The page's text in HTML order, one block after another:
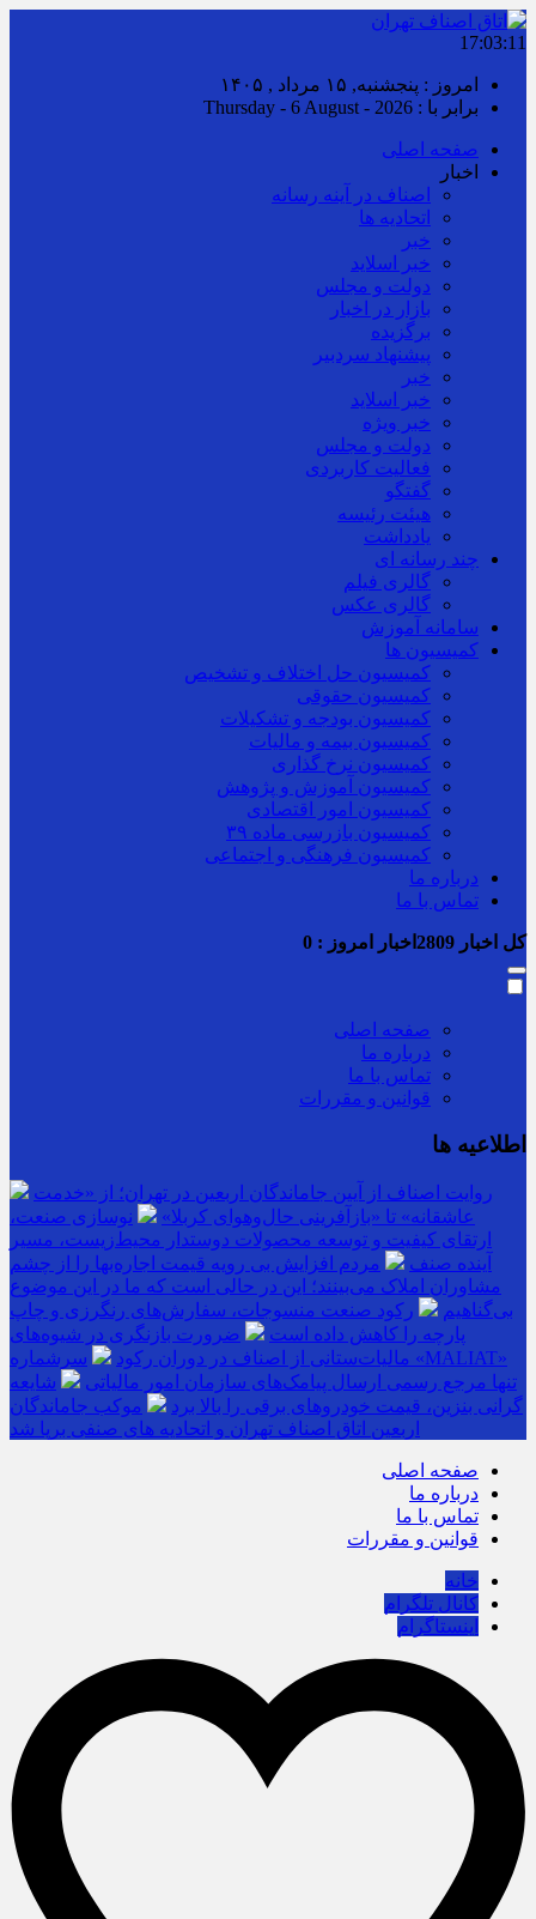
17:03:12
امروز : پنجشنبه, ۱۵ مرداد , ۱۴۰۵
برابر با : Thursday - 6 August - 2026
صفحه اصلی
اخبار
اصناف در آینه رسانه
اتحادیه ها
خبر
خبر اسلايد
دولت و مجلس
بازار در اخبار
برگزیده
پیشنهاد سردبیر
خبر
خبر اسلايد
خبر ویژه
دولت و مجلس
فعالیت کاربردی
گفتگو
هیئت رئیسه
یادداشت
چند رسانه ای
گالری فیلم
گالری عکس
سامانه آموزش
کمیسیون ها
کمیسیون حل اختلاف و تشخیص
کمیسیون حقوقی
کمیسیون بودجه و تشکیلات
کمیسیون بیمه و مالیات
کمیسیون نرخ گذاری
کمیسیون آموزش و پژوهش
کمیسیون امور اقتصادی
کمیسیون بازرسی ماده ۳۹
کمیسیون فرهنگی و اجتماعی
درباره ما
تماس با ما
کل اخبار اخبار امروز : 0
صفحه اصلی
درباره ما
تماس با ما
قوانین و مقررات
اطلاعیه ها
روایت اصناف از آیین جاماندگان اربعین در تهران؛ از «خدمت
عاشقانه» تا «بازآفرینی حال‌وهوای کربلا»
نوسازی صنعت،
ارتقای کیفیت و توسعه محصولات دوستدار محیط‌زیست، مسیر
آینده صنف
مردم افزایش بی رویه قیمت اجاره‌بها را از چشم
مشاوران املاک می‌بینند؛ این در حالی است که ما در این موضوع
بی‌گناهیم
رکود صنعت منسوجات، سفارش‌های رنگرزی و چاپ
پارچه را کاهش داده است
ضرورت بازنگری در شیوه‌های
مالیات‌ستانی از اصناف در دوران رکود
سرشماره «MALIAT»
تنها مرجع رسمی ارسال پیامک‌های سازمان امور مالیاتی
شایعه
گرانی بنزین، قیمت خودروهای برقی را بالا برد
موکب جاماندگان
اربعین اتاق اصناف تهران و اتحادیه های صنفی برپا شد
صفحه اصلی
درباره ما
تماس با ما
قوانین و مقررات
خانه
کانال تلگرام
اینستاگرام